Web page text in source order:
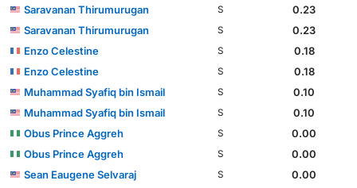
Saravanan Thirumurugan S
0.23
Saravanan Thirumurugan
S
0.23
Enzo Celestine
S
0.18
Enzo Celestine
S
0.18
Muhammad Syafiq bin Ismail
S
0.10
Muhammad Syafiq bin Ismail
S
0.10
Obus Prince Aggreh
S
0.00
Obus Prince Aggreh
S
0.00
Sean Eaugene Selvaraj
S
0.00